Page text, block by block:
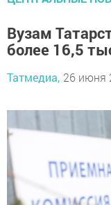
Вузам
более 16,5
Татмедиа, 26 июня